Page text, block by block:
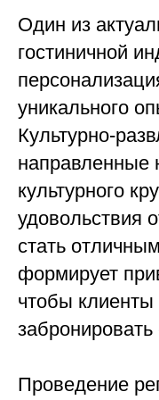
Один из
гостиничной
уникального
Культурно-
направленные
культурного
удовольствия
стать
формирует
чтобы
забронировать
Проведение